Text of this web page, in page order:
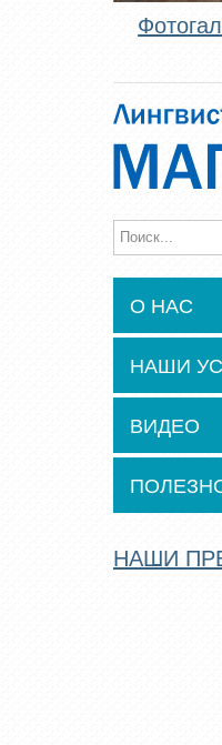
О НАС
НАШИ
ВИДЕО
НАШИ